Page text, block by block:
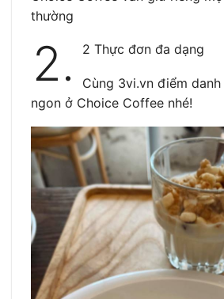
thường
2. 2 Thực đơn đa dạng
Cùng 3vi.vn điểm
ngon ở Choice Coffee nhé!